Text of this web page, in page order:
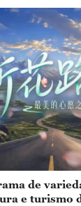
de
e turismo